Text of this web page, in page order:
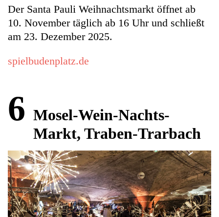
Der Santa Pauli Weihnachtsmarkt öffnet ab
10. November täglich ab 16 Uhr und schließt
am 23. Dezember 2025.
spielbudenplatz.de
6 Mosel-Wein-Nachts-
Markt, Traben-Trarbach